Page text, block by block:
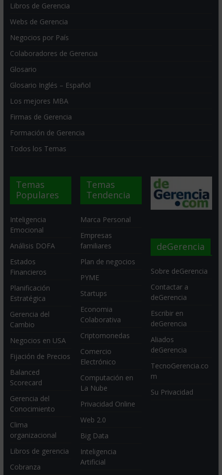
Libros de Gerencia
Webs de Gerencia
Negocios por País
Colaboradores de Gerencia
Glosario
Glosario Inglés – Español
Los mejores MBA
Firmas de Gerencia
Formación de Gerencia
Todos los Temas
Temas
Populares
Inteligencia
Emocional
Análisis DOFA
Estados
Financieros
Planificación
Estratégica
Gerencia del
Cambio
Negocios en USA
Fijación de Precios
Balanced
Scorecard
Gerencia del
Conocimiento
Clima
organizacional
Libros de gerencia
Cobranza
Temas
Tendencia
Marca Personal
Empresas
familiares
Plan de negocios
PYME
Startups
Economia
Colaborativa
Criptomonedas
Comercio
Electrónico
Computación en
La Nube
Privacidad Online
Web 2.0
Big Data
Inteligencia
Artificial
deGerencia
Sobre deGerencia
Contactar a
deGerencia
Escribir en
deGerencia
Aliados
deGerencia
TecnoGerencia.co
m
Su Privacidad